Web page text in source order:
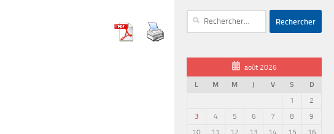
août 2026
L
M M J V S
D
1
2
3
4 5 6 7 8
9
10
11 12 13 14 15
16